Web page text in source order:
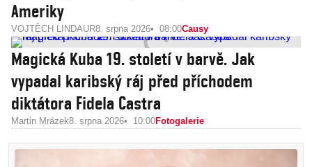
Ameriky
VOJTĚCH LINDAUR8. srpna 2026 08:00Causy
Magická Kuba 19. století v barvě. Jak
vypadal karibský ráj před příchodem
diktátora Fidela Castra
Martin Mrázek8. srpna 2026 10:00Fotogalerie